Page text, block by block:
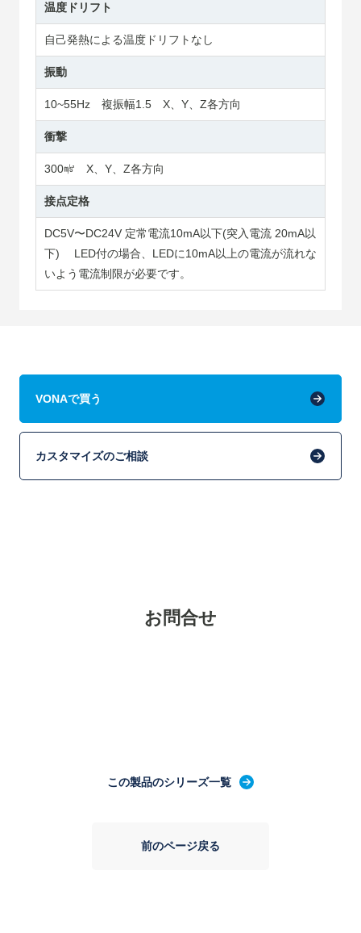
温度ドリフト
自己発熱による温度ドリフトなし
振動
10~55Hz 複振幅1.5 X、Y、Z各方向
衝撃
300㎨ X、Y、Z各方向
接点定格
DC5V〜DC24V 定常電流10mA以下(突入電流 20mA以
下) LED付の場合、LEDに10mA以上の電流が流れな
いよう電流制限が必要です。
VONAで買う
カスタマイズのご相談
お問合せ
この製品のシリーズ一覧
前のページ戻る